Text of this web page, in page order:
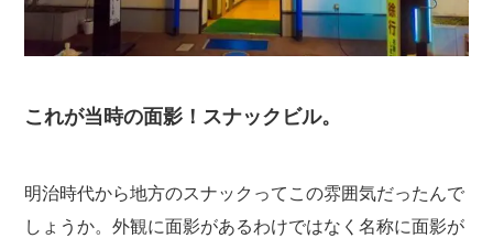
これが当時の面影！スナックビル。
明治時代から地方のスナックってこの雰囲気だったんで
しょうか。外観に面影があるわけではなく名称に面影が